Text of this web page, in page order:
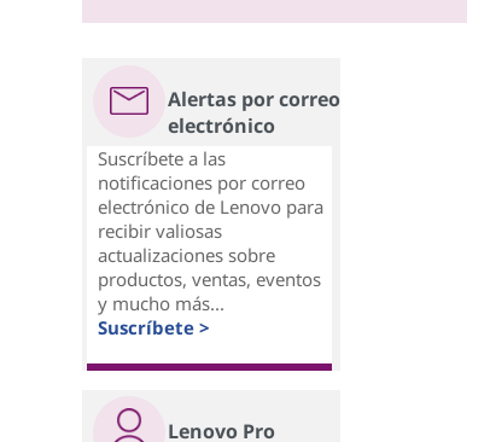
Alertas por correo
electrónico
Suscríbete a las
notificaciones por correo
electrónico de Lenovo para
recibir valiosas
actualizaciones sobre
productos, ventas, eventos
y mucho más...
Suscríbete >
Lenovo Pro